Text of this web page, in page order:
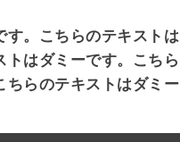
す。こちらのテキストは
はダミーです。こちら
ちらのテキストはダミー